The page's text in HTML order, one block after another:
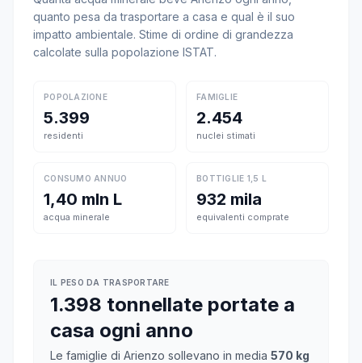
quanto pesa da trasportare a casa e qual è il suo
impatto ambientale. Stime di ordine di grandezza
calcolate sulla popolazione ISTAT.
POPOLAZIONE
5.399
residenti
FAMIGLIE
2.454
nuclei stimati
CONSUMO ANNUO
1,40 mln L
acqua minerale
BOTTIGLIE 1,5 L
932 mila
equivalenti comprate
IL PESO DA TRASPORTARE
1.398 tonnellate portate a
casa ogni anno
Le famiglie di Arienzo sollevano in media 570 kg